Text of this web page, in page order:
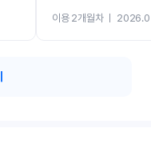
카 렌트 고민없이 강추합
이용 2개월차ㅣ